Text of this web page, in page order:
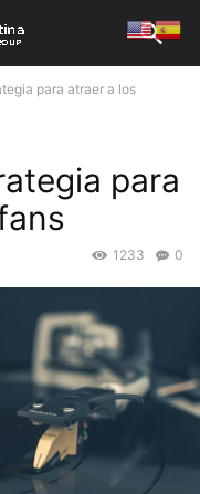
para atraer a los
para
0
1233